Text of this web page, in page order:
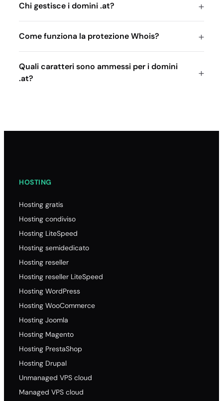
Chi gestisce i domini .at?
Come funziona la protezione Whois?
Quali caratteri sono ammessi per i domini
.at?
HOSTING
Hosting gratis
Hosting condiviso
Hosting LiteSpeed
Hosting semidedicato
Hosting reseller
Hosting reseller LiteSpeed
Hosting WordPress
Hosting WooCommerce
Hosting Joomla
Hosting Magento
Hosting PrestaShop
Hosting Drupal
Unmanaged VPS cloud
Managed VPS cloud